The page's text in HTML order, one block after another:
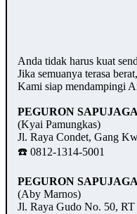
Anda tidak harus kuat
Jika semuanya terasa
Kami siap mendampingi
PEGURON
(Kyai Pamungkas)
Jl. Raya Condet, Gang
☎️ 0812-1314-5001
PEGURON
(Aby Marnos)
Jl. Raya Gudo No. 50,